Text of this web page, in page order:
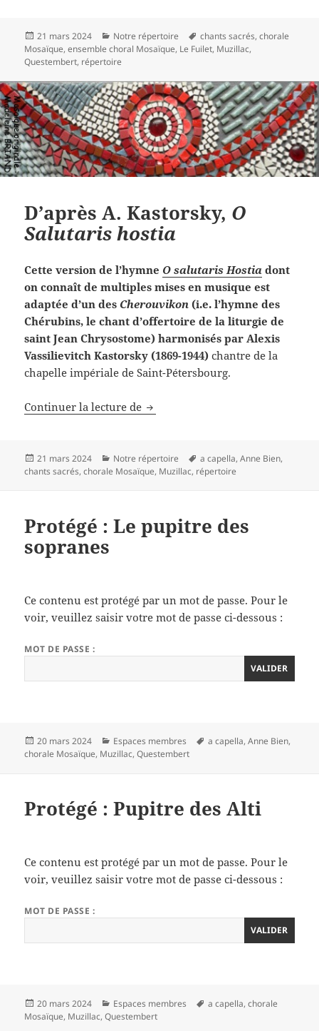
Publié
le
21 mars 2024 Catégories
Notre répertoire
Mots-
clés
chants sacrés,chorale
Mosaïque,ensemble choral Mosaïque, Le Fuilet, Muzillac,
Questembert, répertoire
D’après A. Kastorsky, O
Salutaris hostia
Cette version de l’hymne O salutaris Hostia dont
on connaît de multiples mises en musique est
adaptée d’un des Cherouvikon (i.e. l’hymne des
Chérubins, le chant d’offertoire de la liturgie de
saint Jean Chrysostome) harmonisés parAlexis
Vassilievitch Kastorsky (1869-1944)chantre de la
chapelle impériale de Saint-Pétersbourg.
Continuer la lecture de D’après A. Kastorsky,
Publié
le
21 mars 2024 Catégories
Notre répertoire
Mots-
clés
a capella,Anne Bien,
chants sacrés,chorale Mosaïque, Muzillac, répertoire
Protégé : Le pupitre des
sopranes
Ce contenu est protégé par un mot de passe. Pour le
voir, veuillez saisir votre mot de passe ci-dessous :
MOT DE PASSE :
Publié
le
20 mars 2024 Catégories
Espaces membres
Mots-
a capella,Anne Bien,
chorale Mosaïque, Muzillac,Questembert
Protégé : Pupitre des Alti
Ce contenu est protégé par un mot de passe. Pour le
voir, veuillez saisir votre mot de passe ci-dessous :
MOT DE PASSE :
Publié
le
20 mars 2024 Catégories
Espaces membres
Mots-
a capella,chorale
Mosaïque, Muzillac,Questembert